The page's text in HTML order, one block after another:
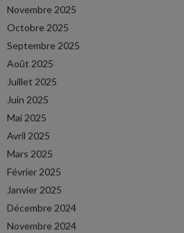
Novembre 2025
Octobre 2025
Septembre 2025
Août 2025
Juillet 2025
Juin 2025
Mai 2025
Avril 2025
Mars 2025
Février 2025
Janvier 2025
Décembre 2024
Novembre 2024